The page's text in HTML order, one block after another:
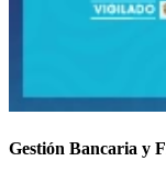
Gestión Bancaria y